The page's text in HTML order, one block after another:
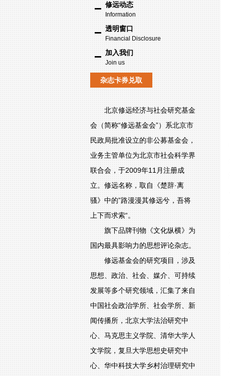
修远动态
Information
透明窗口
Financial Disclosure
加入我们
Join us
杂志卡券兑取
北京修远经济与社会研究基金
会（简称“修远基金会”）系北京市
民政局批准设立的非公募基金会，
业务主管单位为北京市社会科学界
联合会，于2009年11月注册成
立。修远名称，取自《楚辞·离
骚》中的”路漫漫其修远兮，吾将
上下而求索“。
旗下品牌刊物《文化纵横》为
国内最具影响力的思想评论杂志。
修远基金会的研究项目，涉及
思想、政治、社会、媒介、可持续
发展等多个研究领域，汇集了来自
中国社会政治学所、社会学所、新
闻传播所，北京大学法治研究中
心、马克思主义学院、清华大学人
文学院，复旦大学思想史研究中
心、华中科技大学乡村治理研究中